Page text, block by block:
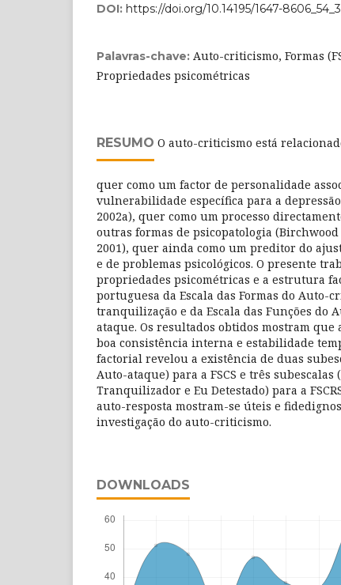
DOI: https://doi.org/10.14195/1647-8606_54_3
Palavras-chave: Auto-criticismo, Formas
Propriedades psicométricas
RESUMO O auto-criticismo está
quer como um factor de personalidade
vulnerabilidade específica para a
2002a), quer como um processo
outras formas de psicopatologia
2001), quer ainda como um preditor do
e de problemas psicológicos. O presente
propriedades psicométricas e a estrutura
portuguesa da Escala das Formas do Auto-
tranquilização e da Escala das Funções do
ataque. Os resultados obtidos mostram que
boa consistência interna e estabilidade
factorial revelou a existência de duas
Auto-ataque) para a FSCS e três subescalas
Tranquilizador e Eu Detestado) para a
auto-resposta mostram-se úteis e
investigação do auto-criticismo.
DOWNLOADS